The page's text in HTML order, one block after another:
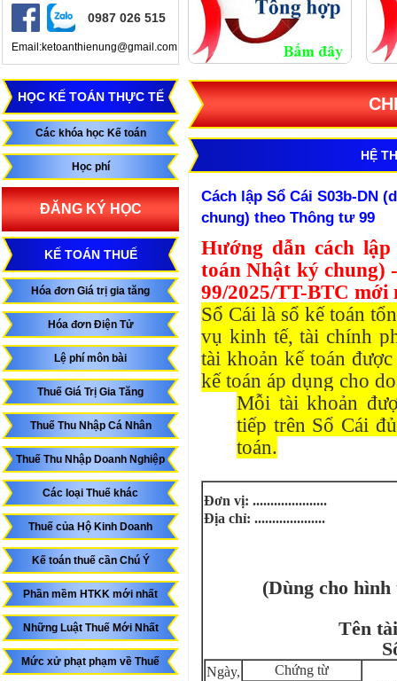
0987 026 515
Email:ketoanthienung@gmail.com
HỌC KẾ TOÁN THỰC TẾ
Các khóa học Kế toán
Học phí
ĐĂNG KÝ HỌC
KẾ TOÁN THUẾ
Hóa đơn Giá trị gia tăng
Hóa đơn Điện Tử
Lệ phí môn bài
Thuế Giá Trị Gia Tăng
Thuế Thu Nhập Cá Nhân
Thuế Thu Nhập Doanh Nghiệp
Các loại Thuế khác
Thuế của Hộ Kinh Doanh
Kế toán thuế cần Chú Ý
Phần mềm HTKK mới nhất
Những Luật Thuế Mới Nhất
Mức xử phạt phạm về Thuế
HỆ
Cách lập Sổ Cái S03b-DN
chung) theo Thông tư 99
Hướng dẫn cách
toán Nhật ký chung)
99/2025/TT-BTC mới
Sổ Cái là sổ kế toán
vụ kinh tế, tài chính
tài khoản kế toán
kế toán áp dụng cho
Mỗi tài khoản
tiếp trên Sổ Cái
toán.
Đơn vị: .....................
Địa chỉ: ....................
(Dùng cho
Tên
Ngày,
Chứng từ